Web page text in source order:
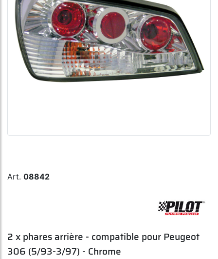
Art. 08842
2 x phares arrière - compatible pour Peugeot
306 (5/93-3/97) - Chrome